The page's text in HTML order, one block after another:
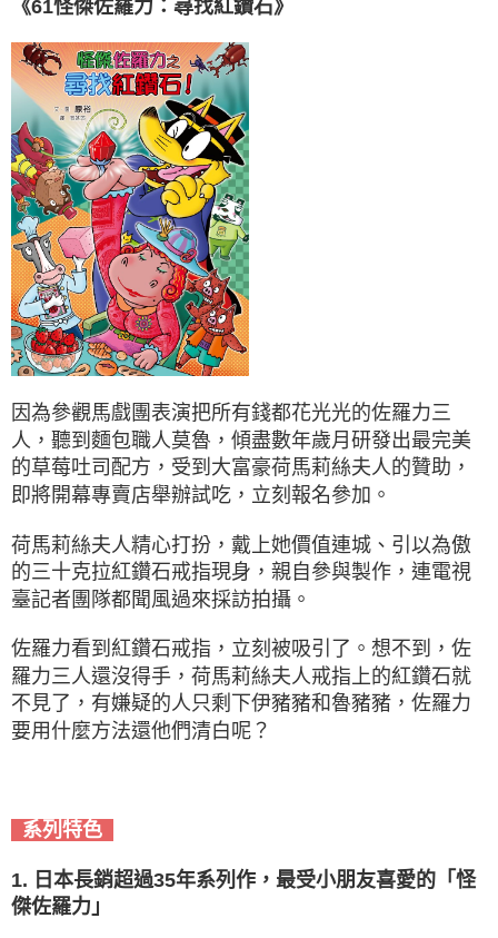
《61怪傑佐羅力：尋找紅鑽石》
因為參觀馬戲團表演把所有錢都花光光的佐羅力三
人，聽到麵包職人莫魯，傾盡數年歲月研發出最完美
的草莓吐司配方，受到大富豪荷馬莉絲夫人的贊助，
即將開幕專賣店舉辦試吃，立刻報名參加。
荷馬莉絲夫人精心打扮，戴上她價值連城、引以為傲
的三十克拉紅鑽石戒指現身，親自參與製作，連電視
臺記者團隊都聞風過來採訪拍攝。
佐羅力看到紅鑽石戒指，立刻被吸引了。想不到，佐
羅力三人還沒得手，荷馬莉絲夫人戒指上的紅鑽石就
不見了，有嫌疑的人只剩下伊豬豬和魯豬豬，佐羅力
要用什麼方法還他們清白呢？
系列特色
1. 日本長銷超過35年系列作，最受小朋友喜愛的「怪
傑佐羅力」